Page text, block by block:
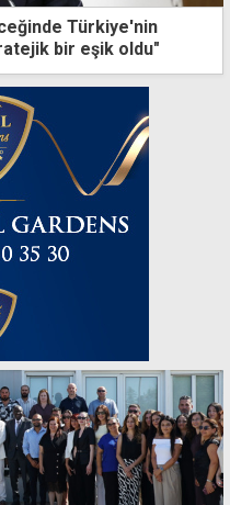
Türkiye'nin
bir eşik oldu"